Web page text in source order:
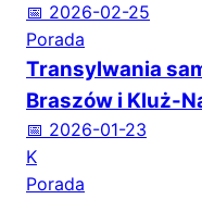
📅 2026-02-25
Porada
Transylwania
Braszów i Kluż-
📅 2026-01-23
K
Porada